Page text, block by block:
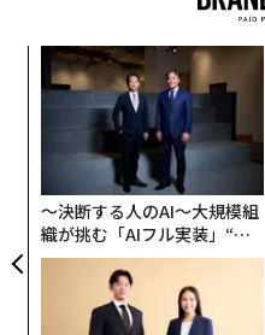
〜決断する人のAI〜大規模組
織が挑む「AIフル実装」“使
う”企業から“動く”企業へ【N
TTドコモビジネス×PwC】